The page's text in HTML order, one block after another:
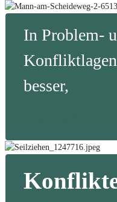
In Problem-
besser,